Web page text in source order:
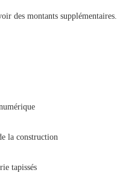
des montants supplémentaires.
la construction
tapissés